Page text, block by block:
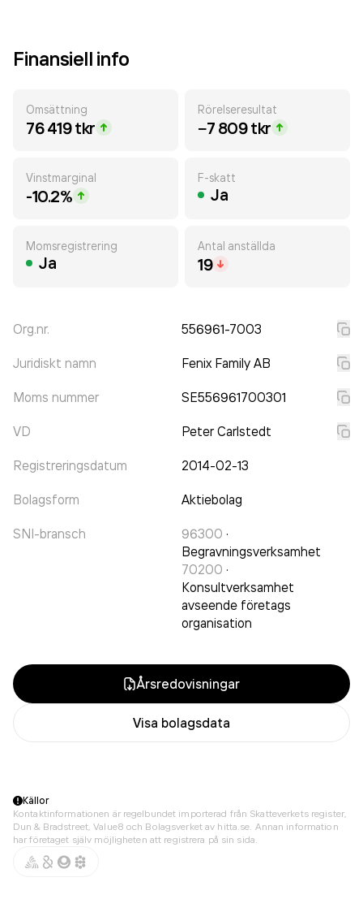
Finansiell info
Omsättning
76 419 tkr
Rörelseresultat
−7 809 tkr
Vinstmarginal
-10.2%
F-skatt
Ja
Momsregistrering
Ja
Antal anställda
19
Org.nr. 556961-7003
Juridiskt namn Fenix Family AB
Moms nummer SE556961700301
VD Peter Carlstedt
Registreringsdatum 2014-02-13
Bolagsform Aktiebolag
SNI-bransch 96300 ·
Begravningsverksamhet
70200 ·
Konsultverksamhet
avseende företags
organisation
Årsredovisningar
Visa bolagsdata
Källor
Kontaktinformationen är regelbundet importerad från Skatteverkets register,
Dun & Bradstreet, Value8 och Bolagsverket av hitta.se. Annan information
har företaget själv möjligheten att registrera på sin sida.